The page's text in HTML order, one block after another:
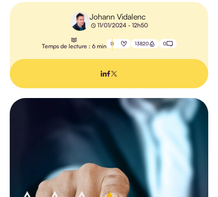
PÉDAGOGIE
ARTICLES
TOUS LES
ARTICLES
Johann Vidalenc
11/01/2024 - 12h50
Temps de lecture : 6 min 0 13820 0